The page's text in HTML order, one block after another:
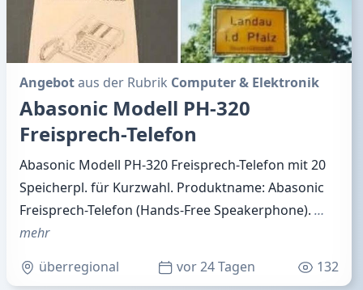
Angebotaus der Rubrik Computer & Elektronik
Abasonic Modell PH-320
Freisprech-Telefon
Abasonic Modell PH-320 Freisprech-Telefon mit 20
Speicherpl. für Kurzwahl. Produktname: Abasonic
Freisprech-Telefon (Hands-Free Speakerphone). …
mehr
überregional
vor 24 Tagen 132